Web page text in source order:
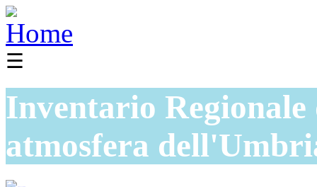
☰
Inventario
atmosfera